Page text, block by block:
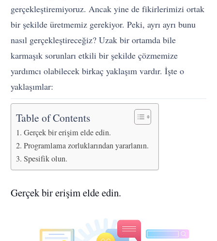
gerçekleştiremiyoruz. Ancak yine de fikirlerimizi ortak
bir şekilde üretmemiz gerekiyor. Peki, ayrı ayrı bunu
nasıl gerçekleştireceğiz? Uzak bir ortamda bile
karmaşık sorunları etkili bir şekilde çözmemize
yardımcı olabilecek birkaç yaklaşım vardır. İşte o
yaklaşımlar:
Table of Contents
Gerçek bir erişim elde edin.
Programlama zorluklarından yararlanın.
Spesifik olun.
Gerçek bir erişim elde edin.